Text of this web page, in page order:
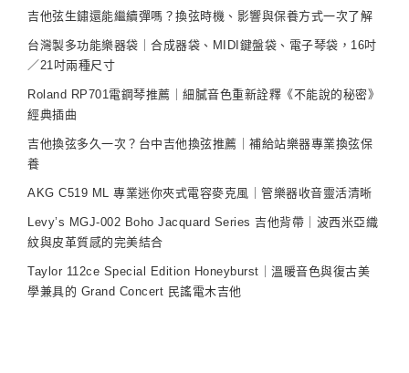
吉他弦生鏽還能繼續彈嗎？換弦時機、影響與保養方式一次了解
台灣製多功能樂器袋｜合成器袋、MIDI鍵盤袋、電子琴袋，16吋
／21吋兩種尺寸
Roland RP701電鋼琴推薦｜細膩音色重新詮釋《不能說的秘密》
經典插曲
吉他換弦多久一次？台中吉他換弦推薦｜補給站樂器專業換弦保
養
AKG C519 ML 專業迷你夾式電容麥克風｜管樂器收音靈活清晰
Levy’s MGJ-002 Boho Jacquard Series 吉他背帶｜波西米亞織
紋與皮革質感的完美結合
Taylor 112ce Special Edition Honeyburst｜溫暖音色與復古美
學兼具的 Grand Concert 民謠電木吉他